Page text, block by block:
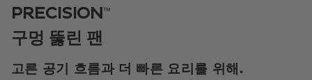
디
기
PRECISION™
구멍 뚫린 팬
고른 공기 흐름과 더 빠른 요리를 위해.